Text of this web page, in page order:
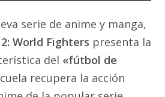
serie de anime y manga,
World Fighters presenta la
del «fútbol de
recupera la acción